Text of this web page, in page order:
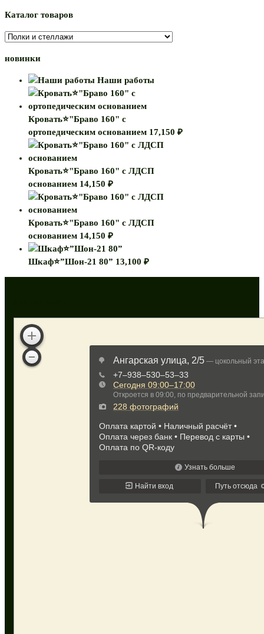
Каталог товаров
новинки
Наши работы
Кровать⭐"Браво 160" с
ортопедическим основанием 17,150 ₽
Кровать⭐"Браво 160" с ЛДСП
основанием 14,150 ₽
Кровать⭐"Браво 160" с ЛДСП
основанием 14,150 ₽
Шкаф⭐”Шон-21 80” 13,100 ₽